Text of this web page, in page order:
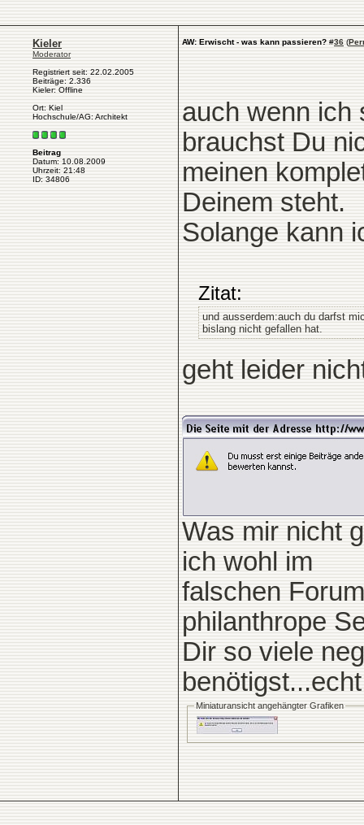
Kieler
Moderator
Registriert seit: 22.02.2005
Beiträge: 2.336
Kieler: Offline
Ort: Kiel
Hochschule/AG: Architekt
Beitrag
Datum: 10.08.2009
Uhrzeit: 21:48
ID: 34806
AW: Erwischt - was kann passieren? #36 (
auch wenn ich
brauchst Du
meinen
Deinem steht.
Solange kann
Zitat:
und ausserdem:auch du darfst
bislang nicht gefallen hat.
geht leider
Was mir nicht
ich wohl im
falschen
philanthrope
Dir so viele
Miniaturansicht angehängter Grafiken